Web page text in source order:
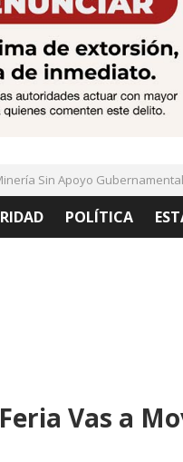
Sin Apoyo Gubernamental
POLÍTICA
Vas a